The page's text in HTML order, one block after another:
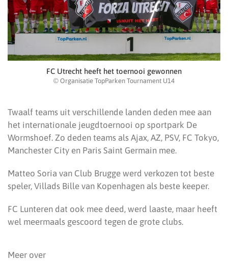
FC Utrecht heeft het toernooi gewonnen
© Organisatie TopParken Tournament U14
Twaalf teams uit verschillende landen deden mee aan
het internationale jeugdtoernooi op sportpark De
Wormshoef. Zo deden teams als Ajax, AZ, PSV, FC Tokyo,
Manchester City en Paris Saint Germain mee.
Matteo Soria van Club Brugge werd verkozen tot beste
speler, Villads Bille van Kopenhagen als beste keeper.
FC Lunteren dat ook mee deed, werd laaste, maar heeft
wel meermaals gescoord tegen de grote clubs.
Meer over